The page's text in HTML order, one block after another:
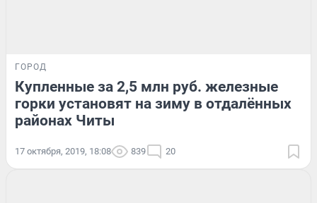
ГОРОД
Купленные за 2,5 млн руб. железные
горки установят на зиму в отдалённых
районах Читы
17 октября, 2019, 18:08 839 20